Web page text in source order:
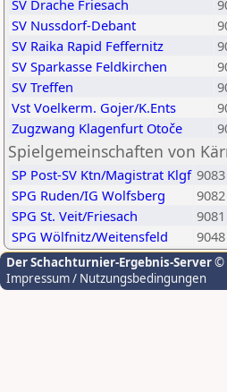
SV Drache Friesach
SV Nussdorf-Debant
SV Raika Rapid Feffernitz
SV Sparkasse Feldkirchen
SV Treffen
Vst Voelkerm. Gojer/K.Ents
Zugzwang Klagenfurt Otoče
Spielgemeinschaften von
SP Post-SV Ktn/Magistrat Klgf 9083
SPG Ruden/IG Wolfsberg
9082
SPG St. Veit/Friesach
9081
SPG Wölfnitz/Weitensfeld
9048
Der Schachturnier-Ergebnis-Server©
Impressum / Nutzungsbedingungen